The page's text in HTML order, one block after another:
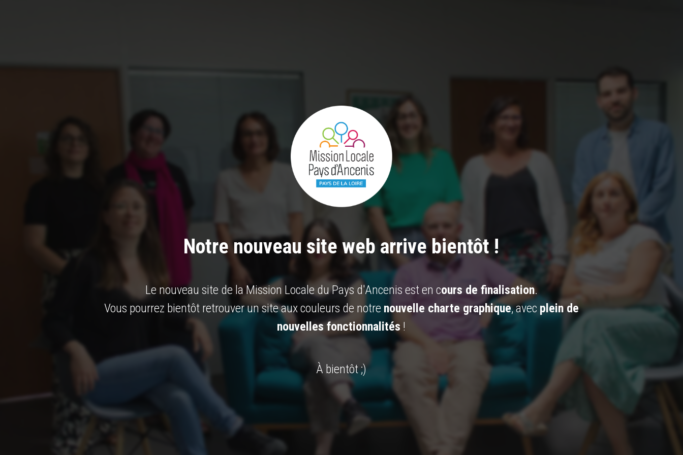
Notre nouveau site web arrive bientôt !
Le nouveau site de la Mission Locale du Pays d'Ancenis est en cours de finalisation.
Vous pourrez bientôt retrouver un site aux couleurs de notre nouvelle charte graphique, avec plein de
nouvelles fonctionnalités !
À bientôt ;)